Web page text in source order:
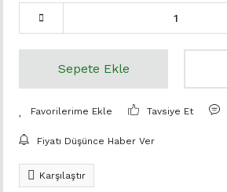
Sepete Ekle
Tavsiye Et
Fiyatı Düşünce Haber Ver
Karşılaştır